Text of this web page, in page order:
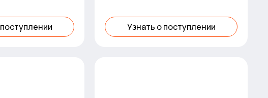
Узнать о поступлении